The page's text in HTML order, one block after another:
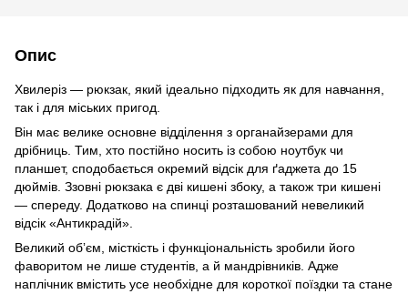
Опис
Хвилеріз — рюкзак, який ідеально підходить як для навчання,
так і для міських пригод.
Він має велике основне відділення з органайзерами для
дрібниць. Тим, хто постійно носить із собою ноутбук чи
планшет, сподобається окремий відсік для ґаджета до 15
дюймів. Ззовні рюкзака є дві кишені збоку, а також три кишені
— спереду. Додатково на спинці розташований невеликий
відсік «Антикрадій».
Великий обʼєм, місткість і функціональність зробили його
фаворитом не лише студентів, а й мандрівників. Адже
наплічник вмістить усе необхідне для короткої поїздки та стане